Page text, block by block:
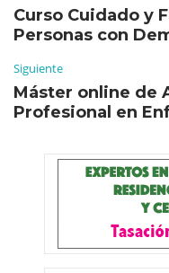
Curso Cuidado y
Personas con
Siguiente
Máster online de
Profesional en